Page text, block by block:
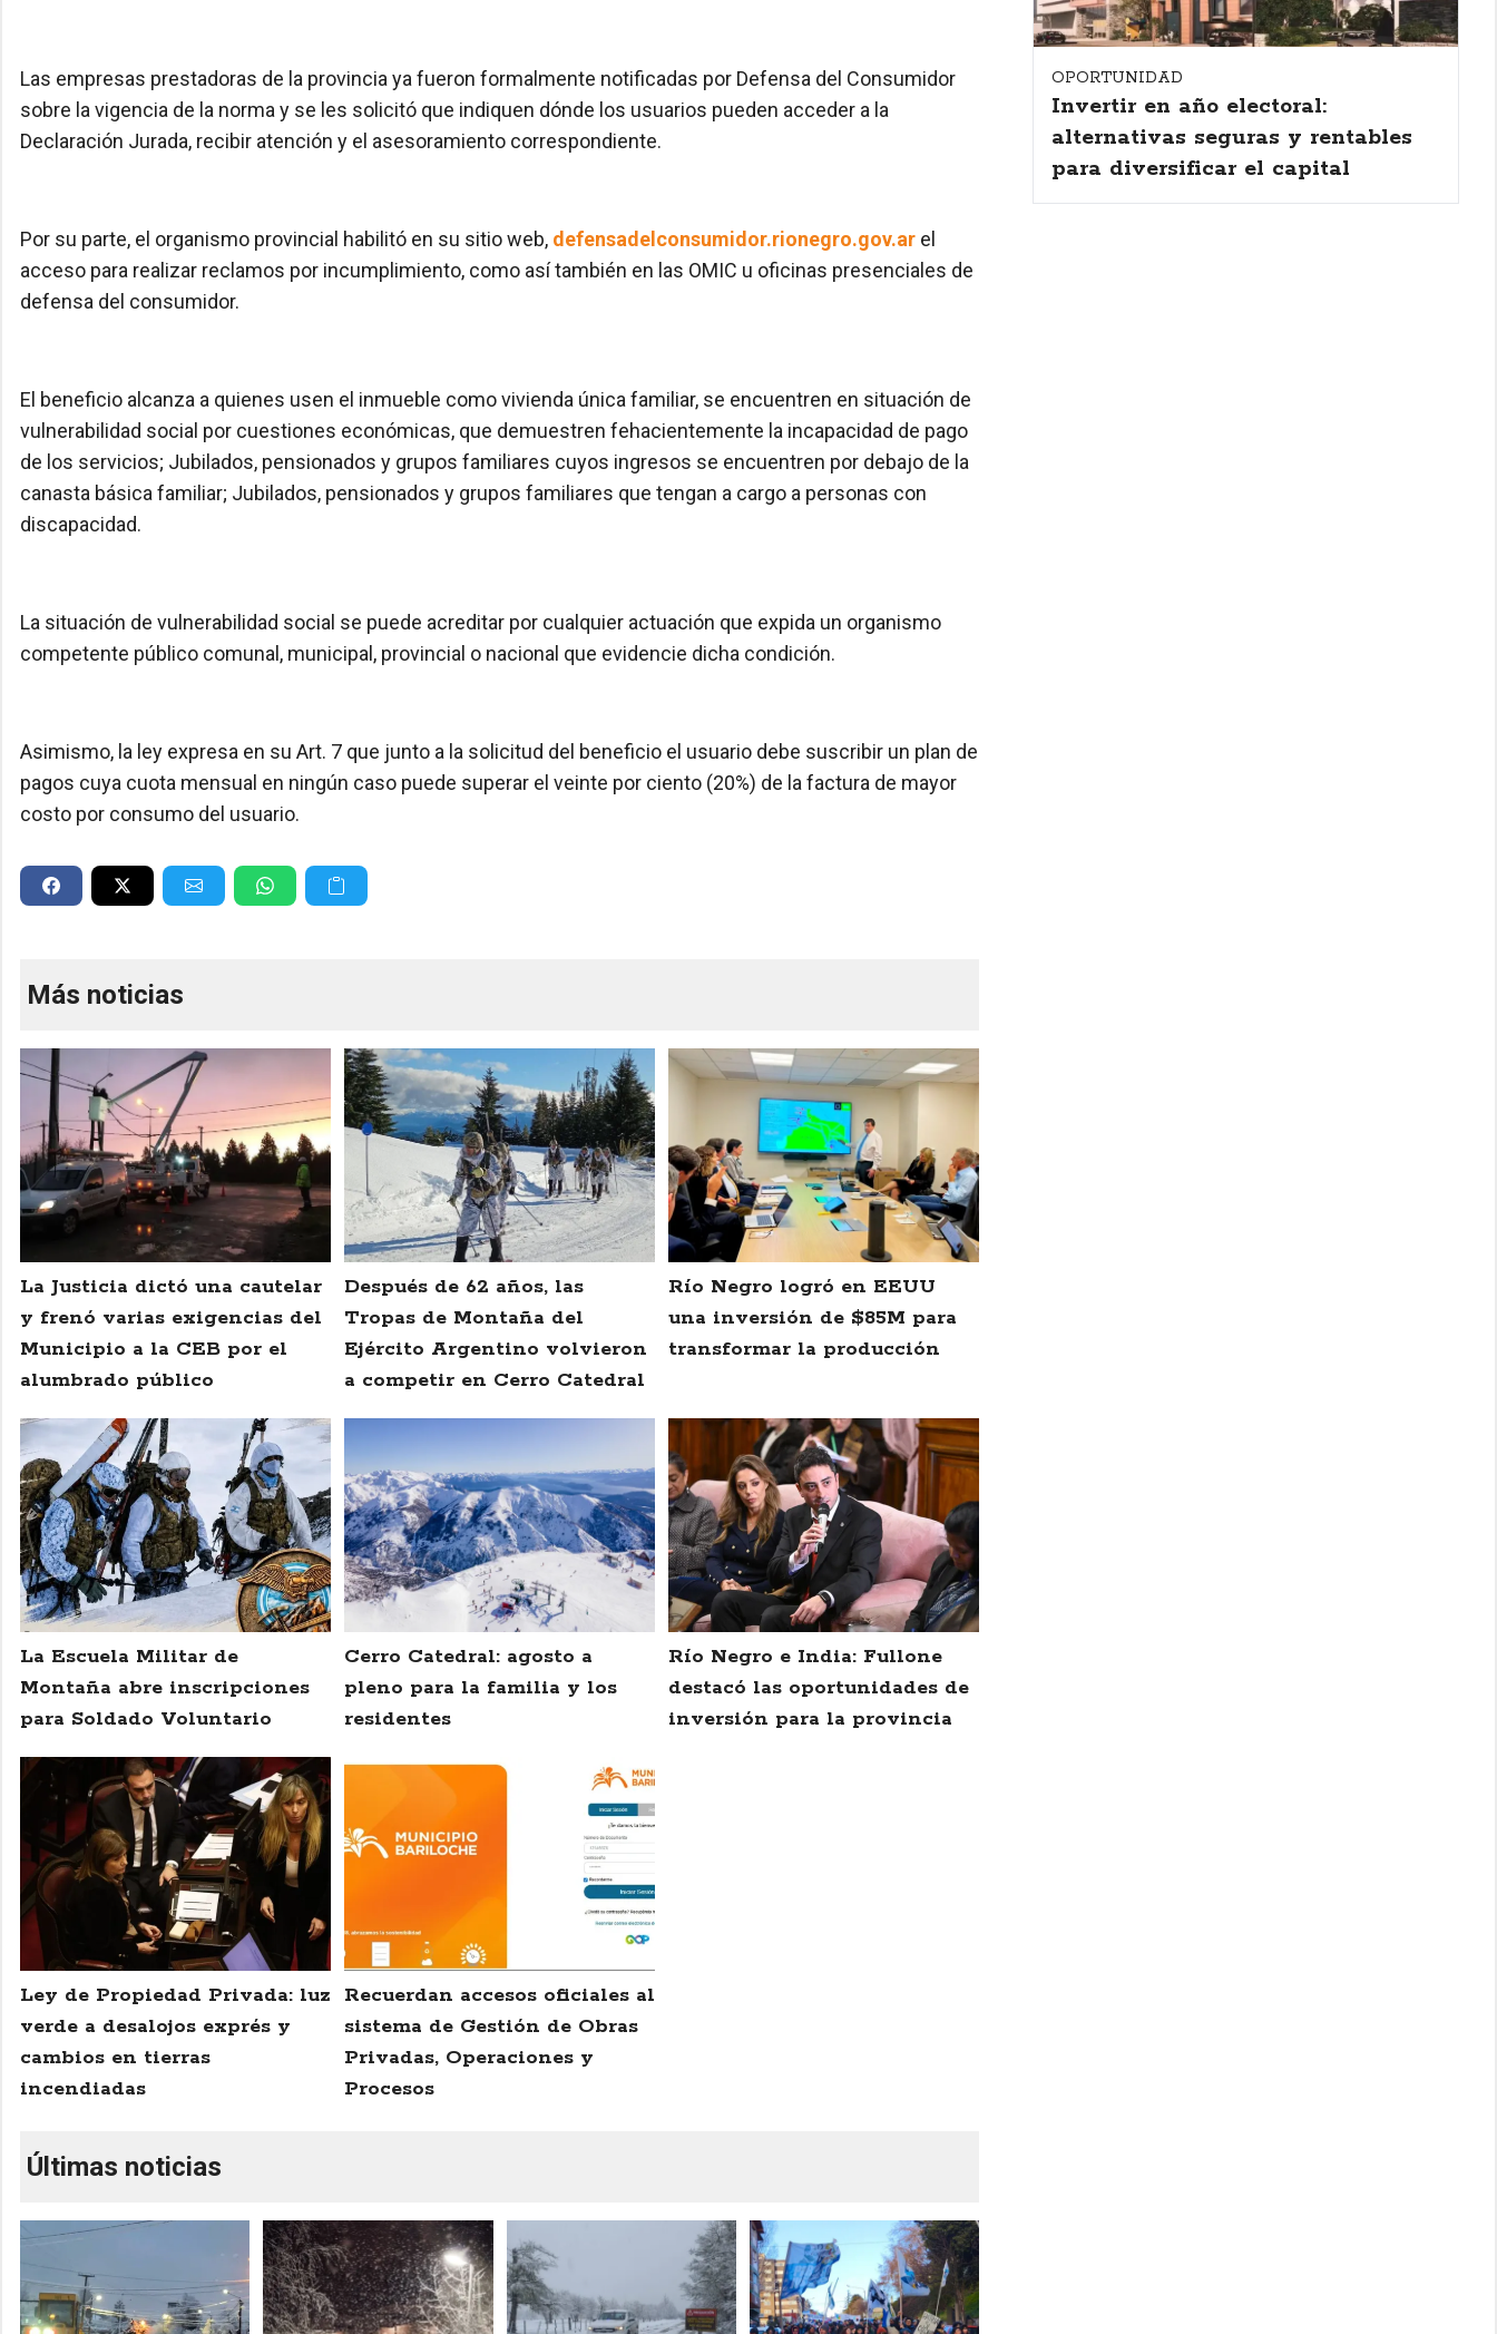
Las empresas prestadoras de la provincia ya fueron formalmente notificadas por Defensa del Consumidor
sobre la vigencia de la norma y se les solicitó que indiquen dónde los usuarios pueden acceder a la
Declaración Jurada, recibir atención y el asesoramiento correspondiente.
Por su parte, el organismo provincial habilitó en su sitio web, defensadelconsumidor.rionegro.gov.ar el
acceso para realizar reclamos por incumplimiento, como así también en las OMIC u oficinas presenciales de
defensa del consumidor.
El beneficio alcanza a quienes usen el inmueble como vivienda única familiar, se encuentren en situación de
vulnerabilidad social por cuestiones económicas, que demuestren fehacientemente la incapacidad de pago
de los servicios; Jubilados, pensionados y grupos familiares cuyos ingresos se encuentren por debajo de la
canasta básica familiar; Jubilados, pensionados y grupos familiares que tengan a cargo a personas con
discapacidad.
La situación de vulnerabilidad social se puede acreditar por cualquier actuación que expida un organismo
competente público comunal, municipal, provincial o nacional que evidencie dicha condición.
Asimismo, la ley expresa en su Art. 7 que junto a la solicitud del beneficio el usuario debe suscribir un plan de
pagos cuya cuota mensual en ningún caso puede superar el veinte por ciento (20%) de la factura de mayor
costo por consumo del usuario.
Más noticias
La Justicia dictó una cautelar
y frenó varias exigencias del
Municipio a la CEB por el
alumbrado público
Después de 62 años, las
Tropas de Montaña del
Ejército Argentino volvieron
a competir en Cerro Catedral
Río Negro logró en EEUU
una inversión de $85M para
transformar la producción
La Escuela Militar de
Montaña abre inscripciones
para Soldado Voluntario
Cerro Catedral: agosto a
pleno para la familia y los
residentes
Río Negro e India: Fullone
destacó las oportunidades de
inversión para la provincia
Ley de Propiedad Privada: luz
verde a desalojos exprés y
cambios en tierras
incendiadas
Recuerdan accesos oficiales al
sistema de Gestión de Obras
Privadas, Operaciones y
Procesos
Últimas noticias
OPORTUNIDAD
Invertir en año electoral:
alternativas seguras y rentables
para diversificar el capital